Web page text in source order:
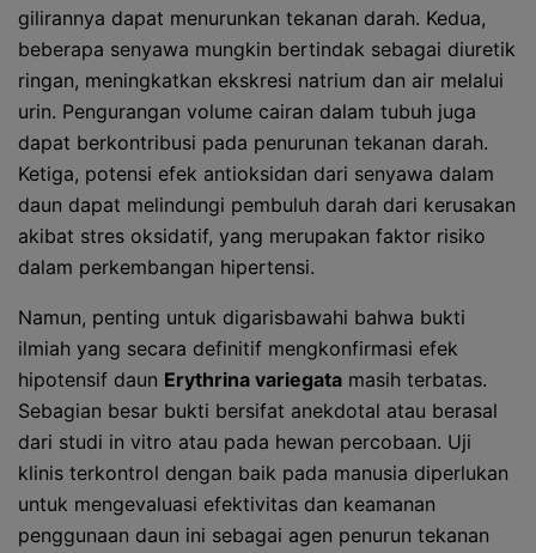
gilirannya dapat menurunkan tekanan darah. Kedua,
beberapa senyawa mungkin bertindak sebagai diuretik
ringan, meningkatkan ekskresi natrium dan air melalui
urin. Pengurangan volume cairan dalam tubuh juga
dapat berkontribusi pada penurunan tekanan darah.
Ketiga, potensi efek antioksidan dari senyawa dalam
daun dapat melindungi pembuluh darah dari kerusakan
akibat stres oksidatif, yang merupakan faktor risiko
dalam perkembangan hipertensi.
Namun, penting untuk digarisbawahi bahwa bukti
ilmiah yang secara definitif mengkonfirmasi efek
hipotensif daun Erythrina variegata masih terbatas.
Sebagian besar bukti bersifat anekdotal atau berasal
dari studi in vitro atau pada hewan percobaan. Uji
klinis terkontrol dengan baik pada manusia diperlukan
untuk mengevaluasi efektivitas dan keamanan
penggunaan daun ini sebagai agen penurun tekanan